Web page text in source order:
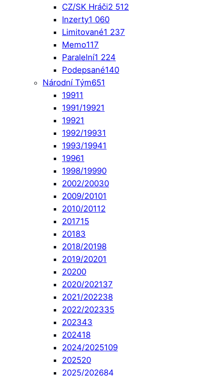
CZ/SK Hráči2 512
Inzerty1 060
Limitované1 237
Memo117
Paralelní1 224
Podepsané140
Národní Tým651
19911
1991/19921
19921
1992/19931
1993/19941
19961
1998/19990
2002/20030
2009/20101
2010/20112
201715
20183
2018/20198
2019/20201
20200
2020/202137
2021/202238
2022/202335
202343
202418
2024/2025109
202520
2025/202684